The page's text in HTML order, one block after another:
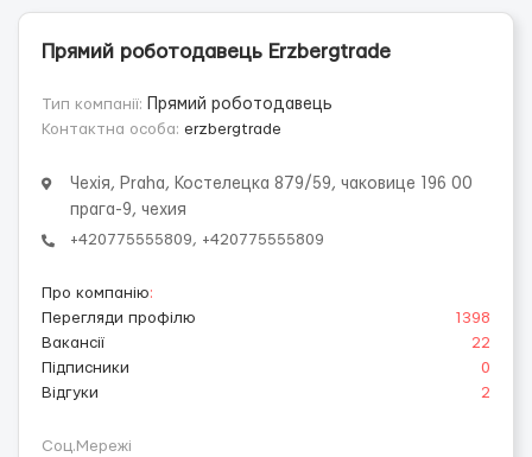
Прямий роботодавець Erzbergtrade
Тип компанії:
Прямий роботодавець
Контактна особа: erzbergtrade
Чехія, Praha, Костелецка 879/59, чаковице 196 00
прага-9, чехия
+420775555809, +420775555809
Про компанію:
Перегляди профілю
1398
Вакансії
22
Підписники
0
Відгуки
2
Соц.Мережі